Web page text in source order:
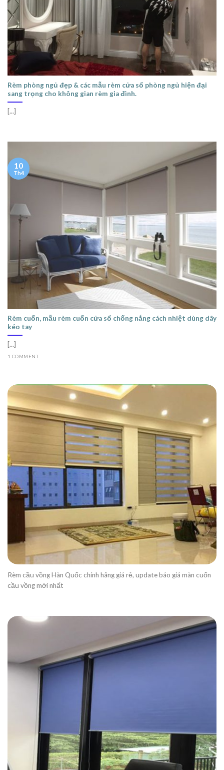
Rèm phòng ngủ đẹp & các mẫu rèm cửa sổ phòng ngủ hiện đại
sang trọng cho không gian rèm gia đình.
[...]
Rèm cuốn, mẫu rèm cuốn cửa sổ chống nắng cách nhiệt dùng dây
kéo tay
[...]
1 COMMENT
10
Th4
Rèm cầu vồng Hàn Quốc chính hãng giá rẻ, update báo giá màn cuốn
cầu vồng mới nhất